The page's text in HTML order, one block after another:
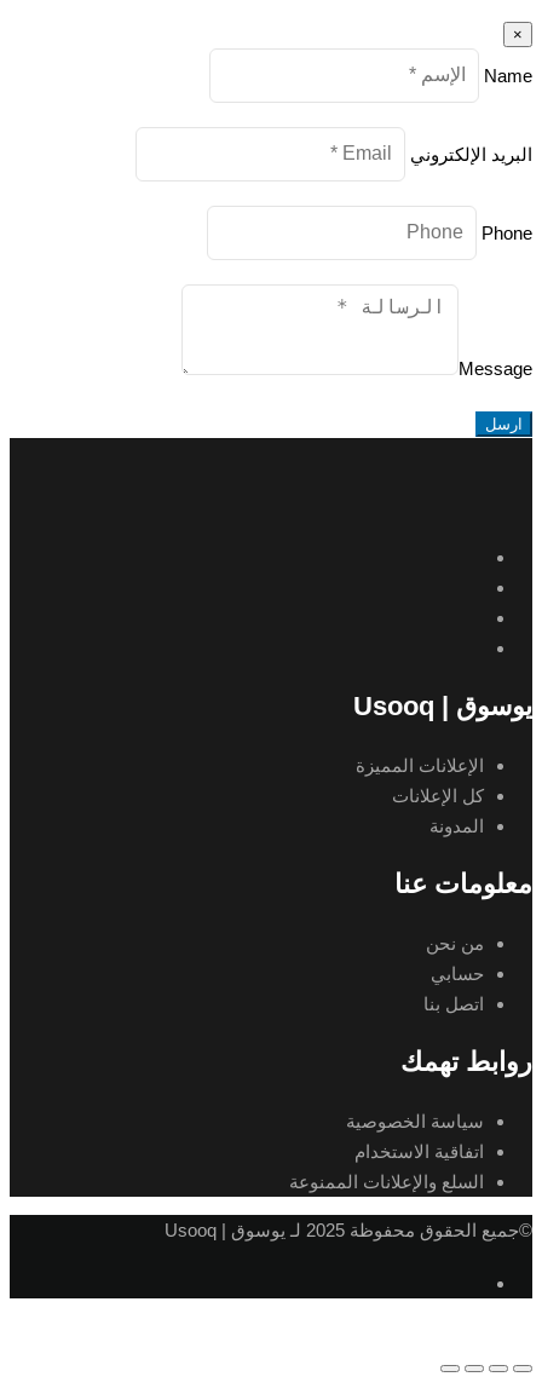
×
Name
البريد الإلكتروني
Phone
Message
ارسل
يوسوق | Usooq
الإعلانات المميزة
كل الإعلانات
المدونة
معلومات عنا
من نحن
حسابي
اتصل بنا
روابط تهمك
سياسة الخصوصية
اتفاقية الاستخدام
السلع والإعلانات الممنوعة
©جميع الحقوق محفوظة 2025 لـ يوسوق | Usooq